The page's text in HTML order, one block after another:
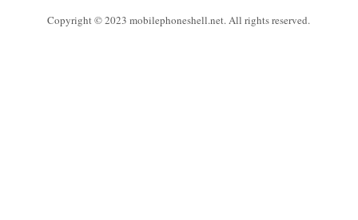
Copyright © 2023 mobilephoneshell.net. All rights reserved.